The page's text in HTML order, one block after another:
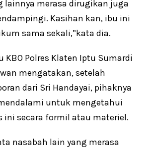
lainnya merasa dirugikan juga
Kasihan kan, ibu ini
sama sekali,”kata dia.
KBO Polres Klaten Iptu Sumardi
mengatakan, setelah
dari Sri Handayai, pihaknya
untuk mengetahui
ini secara formil atau materiel.
nasabah lain yang merasa